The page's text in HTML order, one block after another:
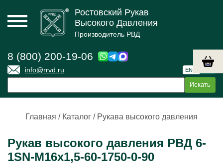
Ростовский Рукав
Высокого Давления
Производитель РВД
8 (800) 200-19-06
info@rrvd.ru ENG
Главная / Каталог / Рукава высокого давления
Рукав высокого давления РВД 6-
1SN-M16х1,5-60-1750-0-90